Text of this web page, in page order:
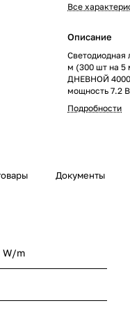
Все
Описание
Светодиодная
м (300 шт на 5
ДНЕВНОЙ 4000
мощность 7.2
отрезок 100
Подробности
Документы
W/m